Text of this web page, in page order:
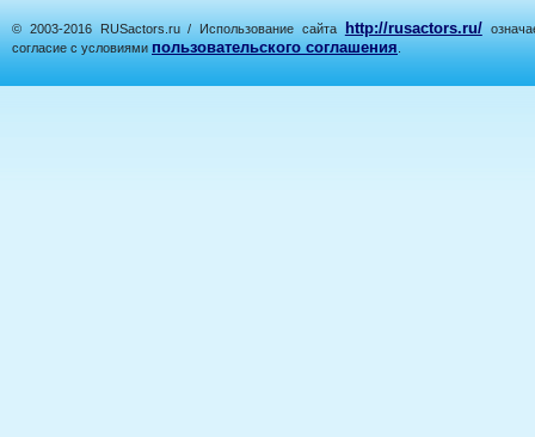
© 2003-2016 RUSactors.ru / Использование сайта http://rusactors.ru/
согласие с условиями пользовательского соглашения